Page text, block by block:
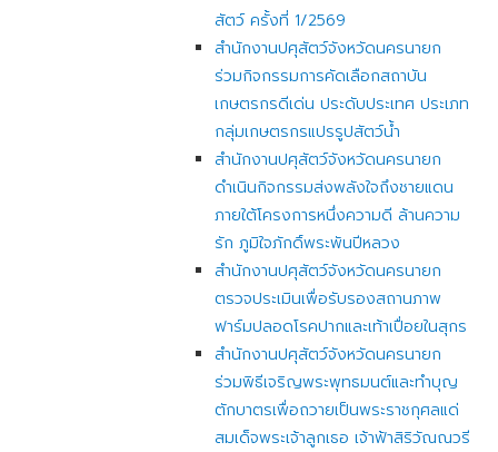
สัตว์ ครั้งที่ 1/2569
สำนักงานปศุสัตว์จังหวัดนครนายก
ร่วมกิจกรรมการคัดเลือกสถาบัน
เกษตรกรดีเด่น ประดับประเทศ ประเภท
กลุ่มเกษตรกรแปรรูปสัตว์น้ำ
สำนักงานปศุสัตว์จังหวัดนครนายก
ดำเนินกิจกรรมส่งพลังใจถึงชายแดน
ภายใต้โครงการหนึ่งความดี ล้านความ
รัก ภูมิใจภักดิ์พระพันปีหลวง
สำนักงานปศุสัตว์จังหวัดนครนายก
ตรวจประเมินเพื่อรับรองสถานภาพ
ฟาร์มปลอดโรคปากและเท้าเปื่อยในสุกร
สำนักงานปศุสัตว์จังหวัดนครนายก
ร่วมพิธีเจริญพระพุทธมนต์และทำบุญ
ตักบาตรเพื่อถวายเป็นพระราชกุศลแด่
สมเด็จพระเจ้าลูกเธอ เจ้าฟ้าสิริวัณณวรี